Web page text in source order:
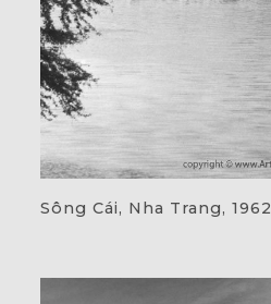
Sông Cái, Nha Trang, 1962